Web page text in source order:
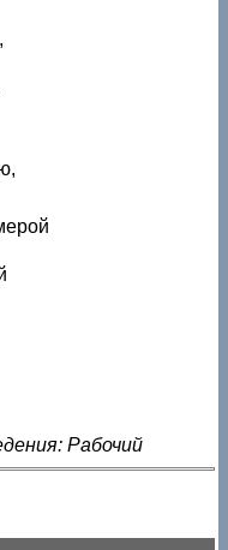
Рабочий